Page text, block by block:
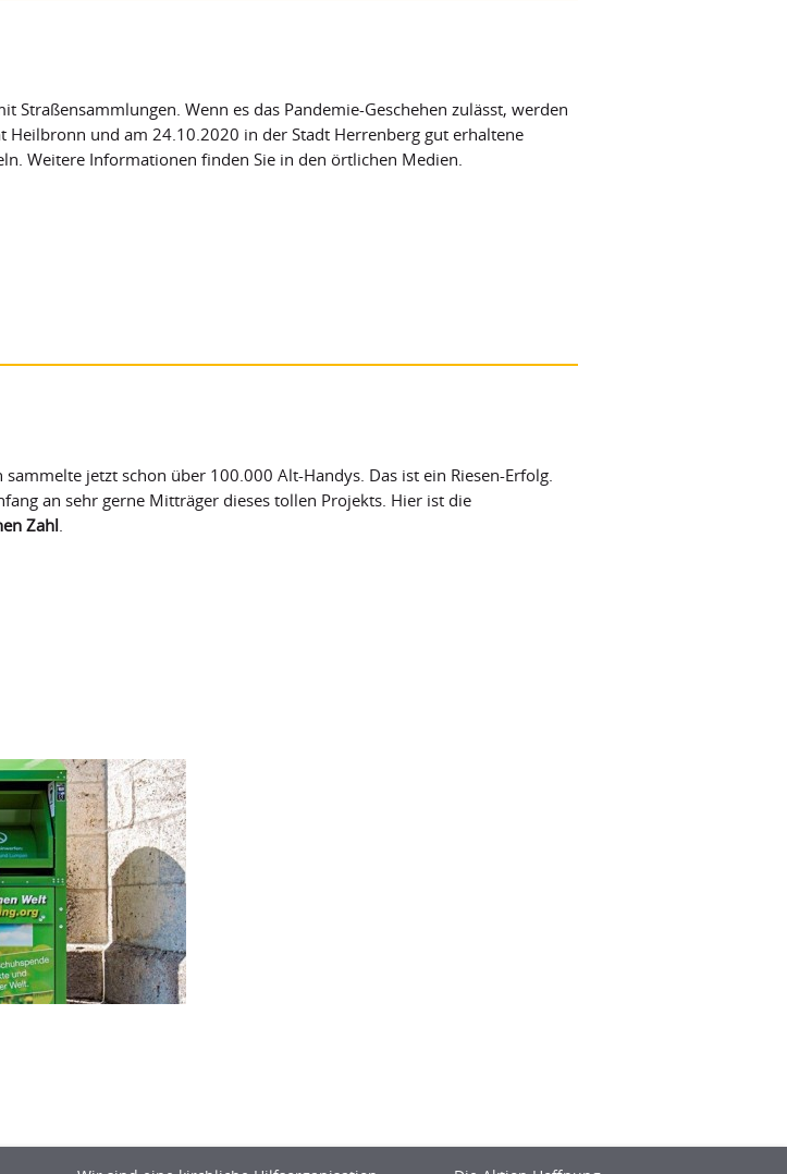
Straßensammlungen. Wenn es das Pandemie-Geschehen zulässt, werden
Heilbronn und am 24.10.2020 in der Stadt Herrenberg gut erhaltene
Weitere Informationen finden Sie in den örtlichen Medien.
jetzt schon über 100.000 Alt-Handys. Das ist ein Riesen-Erfolg.
an sehr gerne Mitträger dieses tollen Projekts. Hier ist die
Zahl.